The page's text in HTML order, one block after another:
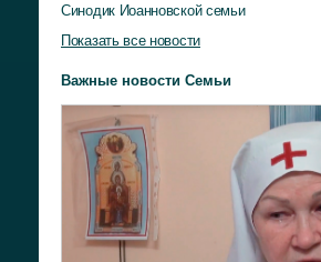
Синодик Иоанновской семьи
Показать все новости
Важные новости Семьи